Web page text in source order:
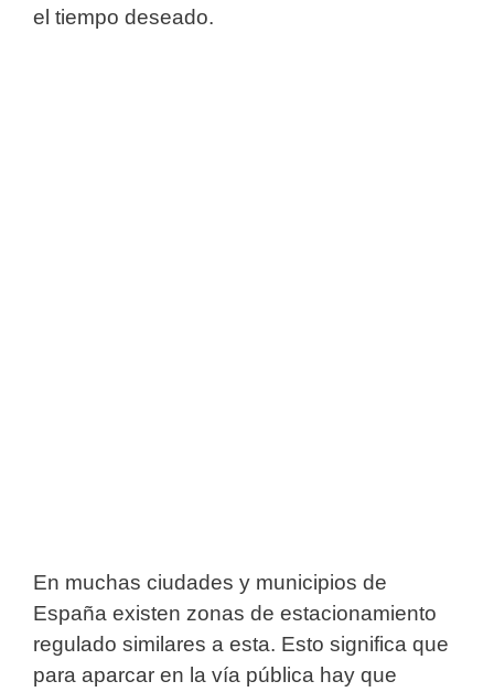
el tiempo deseado.
En muchas ciudades y municipios de
España existen zonas de estacionamiento
regulado similares a esta. Esto significa que
para aparcar en la vía pública hay que